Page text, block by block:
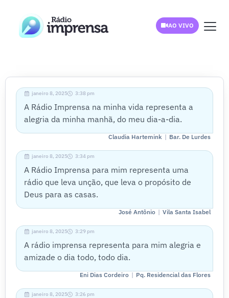
AO VIVO
janeiro 8, 2025 3:38 pm
A Rádio Imprensa na minha vida representa a
alegria da minha manhã, do meu dia-a-dia.
Claudia Hartemink | Bar. De Lurdes
janeiro 8, 2025 3:34 pm
A Rádio Imprensa para mim representa uma
rádio que leva unção, que leva o propósito de
Deus para as casas.
José Antônio | Vila Santa Isabel
janeiro 8, 2025 3:29 pm
A rádio imprensa representa para mim alegria e
amizade o dia todo, todo dia.
Eni Dias Cordeiro | Pq. Residencial das Flores
janeiro 8, 2025 3:26 pm